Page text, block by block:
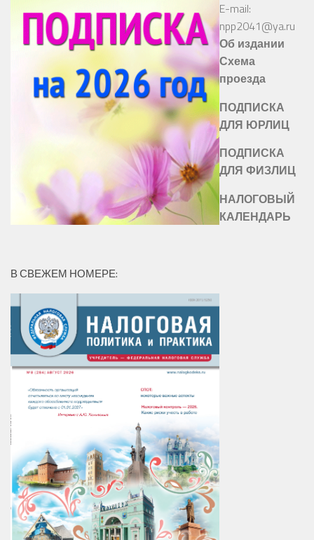
E-mail:
npp2041@ya.ru
Об издании
Схема
проезда
ПОДПИСКА
ДЛЯ ЮРЛИЦ
ПОДПИСКА
ДЛЯ ФИЗЛИЦ
НАЛОГОВЫЙ
КАЛЕНДАРЬ
В СВЕЖЕМ НОМЕРЕ: